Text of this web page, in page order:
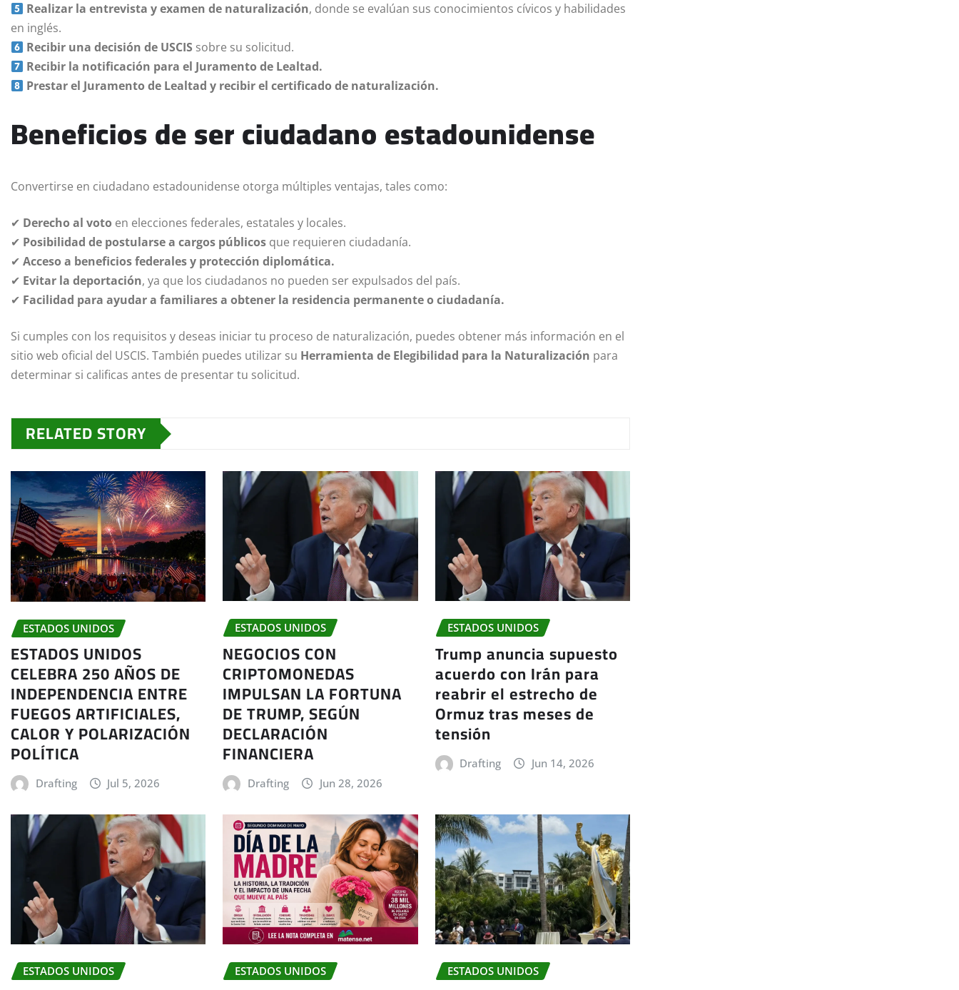
Realizar la entrevista y examen de naturalización, donde se evalúan sus conocimientos cívicos y habilidades
en inglés.
Recibir una decisión de USCIS sobre su solicitud.
Recibir la notificación para el Juramento de Lealtad.
Prestar el Juramento de Lealtad y recibir el certificado de naturalización.
Beneficios de ser ciudadano estadounidense
Convertirse en ciudadano estadounidense otorga múltiples ventajas, tales como:
✔ Derecho al voto en elecciones federales, estatales y locales.
✔ Posibilidad de postularse a cargos públicos que requieren ciudadanía.
✔ Acceso a beneficios federales y protección diplomática.
✔ Evitar la deportación, ya que los ciudadanos no pueden ser expulsados del país.
✔ Facilidad para ayudar a familiares a obtener la residencia permanente o ciudadanía.
Si cumples con los requisitos y deseas iniciar tu proceso de naturalización, puedes obtener más información en el
sitio web oficial del USCIS. También puedes utilizar su Herramienta de Elegibilidad para la Naturalización para
determinar si calificas antes de presentar tu solicitud.
RELATED STORY
ESTADOS UNIDOS
ESTADOS UNIDOS
CELEBRA 250 AÑOS DE
INDEPENDENCIA ENTRE
FUEGOS ARTIFICIALES,
CALOR Y POLARIZACIÓN
POLÍTICA
Drafting Jul 5, 2026
ESTADOS UNIDOS
NEGOCIOS CON
CRIPTOMONEDAS
IMPULSAN LA FORTUNA
DE TRUMP, SEGÚN
DECLARACIÓN
FINANCIERA
Drafting Jun 28, 2026
ESTADOS UNIDOS
Trump anuncia supuesto
acuerdo con Irán para
reabrir el estrecho de
Ormuz tras meses de
tensión
Drafting Jun 14, 2026
ESTADOS UNIDOS ESTADOS UNIDOS ESTADOS UNIDOS